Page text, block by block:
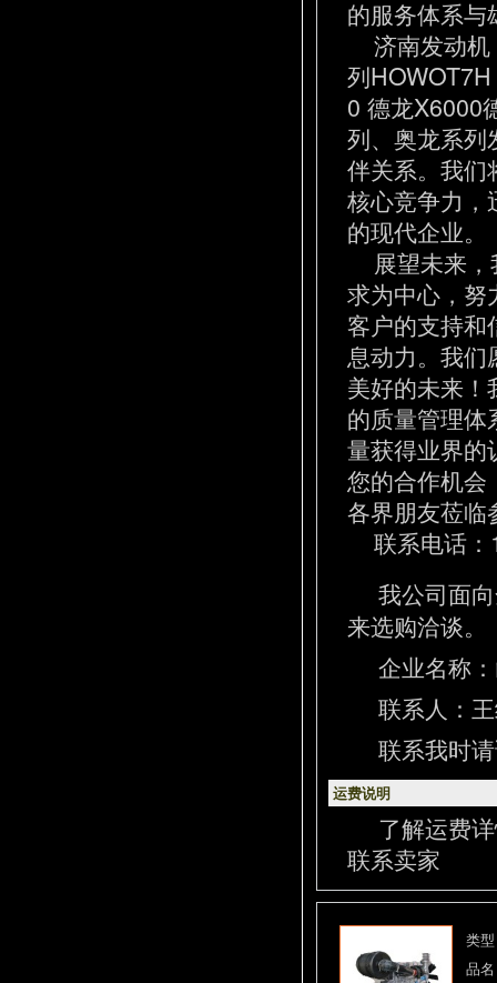
的服务体系
济南发动机
列
0 德龙X6000
列、奥龙系列
伴关系。我们
核心竞争力，
的现代企业。
展望未来，
求为中心，努
客户的支持和
息动力。我
美好的未来
的质量管理
量获得业界的
您的合作机会
各界朋友莅临
联系电话：
我公司面
来选购洽谈。
企业名称
联系人：
联系我时
运费说明
了解运费
联系卖家
类
品